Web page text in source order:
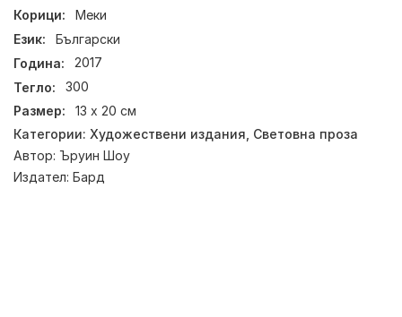
Корици:
Меки
Език:
Български
Година:
2017
Тегло:
300
Размер:
13 x 20 см
Категории: Художествени издания Световна проза
Автор: Ъруин Шоу
Издател: Бард